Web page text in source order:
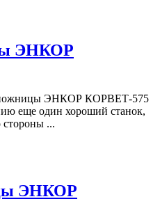
ЭНКОР
ножницы ЭНКОР КОРВЕТ-575
еще один хороший станок,
стороны ...
ЭНКОР